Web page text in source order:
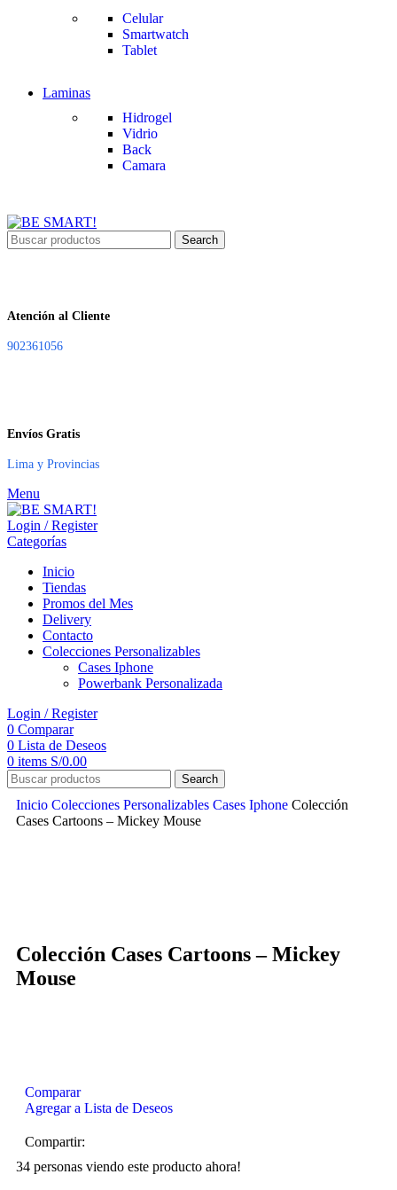
Celular
Smartwatch
Tablet
Laminas
Hidrogel
Vidrio
Back
Camara
Search
Atención al Cliente
902361056
Envíos Gratis
Lima y Provincias
Menu
Login / Register
Categorías
Inicio
Tiendas
Promos del Mes
Delivery
Contacto
Colecciones Personalizables
Cases Iphone
Powerbank Personalizada
Login / Register
0 Comparar
0 Lista de Deseos
0 items S/0.00
Search
Inicio Colecciones Personalizables Cases Iphone Colección
Cases Cartoons – Mickey Mouse
Colección Cases Cartoons – Mickey
Mouse
Comparar
Agregar a Lista de Deseos
Compartir:
34 personas viendo este producto ahora!